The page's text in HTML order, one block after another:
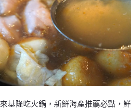
來基隆吃火鍋，新鮮海產推薦必點，鮮